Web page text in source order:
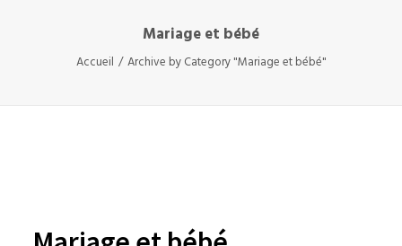
Mariage et bébé
Accueil Archive by Category "Mariage et bébé"